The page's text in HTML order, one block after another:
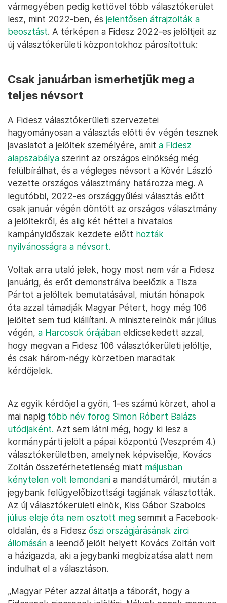
vármegyében pedig kettővel több választókerület
lesz, mint 2022-ben, és jelentősen átrajzolták a
beosztást. A térképen a Fidesz 2022-es jelöltjeit az
új választókerületi központokhoz párosítottuk:
Csak januárban ismerhetjük meg a
teljes névsort
A Fidesz választókerületi szervezetei
hagyományosan a választás előtti év végén tesznek
javaslatot a jelöltek személyére, amit a Fidesz
alapszabálya szerint az országos elnökség még
felülbírálhat, és a végleges névsort a Kövér László
vezette országos választmány határozza meg. A
legutóbbi, 2022-es országgyűlési választás előtt
csak január végén döntött az országos választmány
a jelöltekről, és alig két héttel a hivatalos
kampányidőszak kezdete előtt hozták
nyilvánosságra a névsort.
Voltak arra utaló jelek, hogy most nem vár a Fidesz
januárig, és erőt demonstrálva beelőzik a Tisza
Pártot a jelöltek bemutatásával, miután hónapok
óta azzal támadják Magyar Pétert, hogy még 106
jelöltet sem tud kiállítani. A miniszterelnök már július
végén, a Harcosok órájában eldicsekedett azzal,
hogy megvan a Fidesz 106 választókerületi jelöltje,
és csak három-négy körzetben maradtak
kérdőjelek.
Az egyik kérdőjel a győri, 1-es számú körzet, ahol a
mai napig több név forog Simon Róbert Balázs
utódjaként. Azt sem látni még, hogy ki lesz a
kormánypárti jelölt a pápai központú (Veszprém 4.)
választókerületben, amelynek képviselője, Kovács
Zoltán összeférhetetlenség miatt májusban
kénytelen volt lemondani a mandátumáról, miután a
jegybank felügyelőbizottsági tagjának választották.
Az új választókerületi elnök, Kiss Gábor Szabolcs
július eleje óta nem osztott meg semmit a Facebook-
oldalán, és a Fidesz őszi országjárásának zirci
állomásán a leendő jelölt helyett Kovács Zoltán volt
a házigazda, aki a jegybanki megbízatása alatt nem
indulhat el a választáson.
„Magyar Péter azzal áltatja a táborát, hogy a